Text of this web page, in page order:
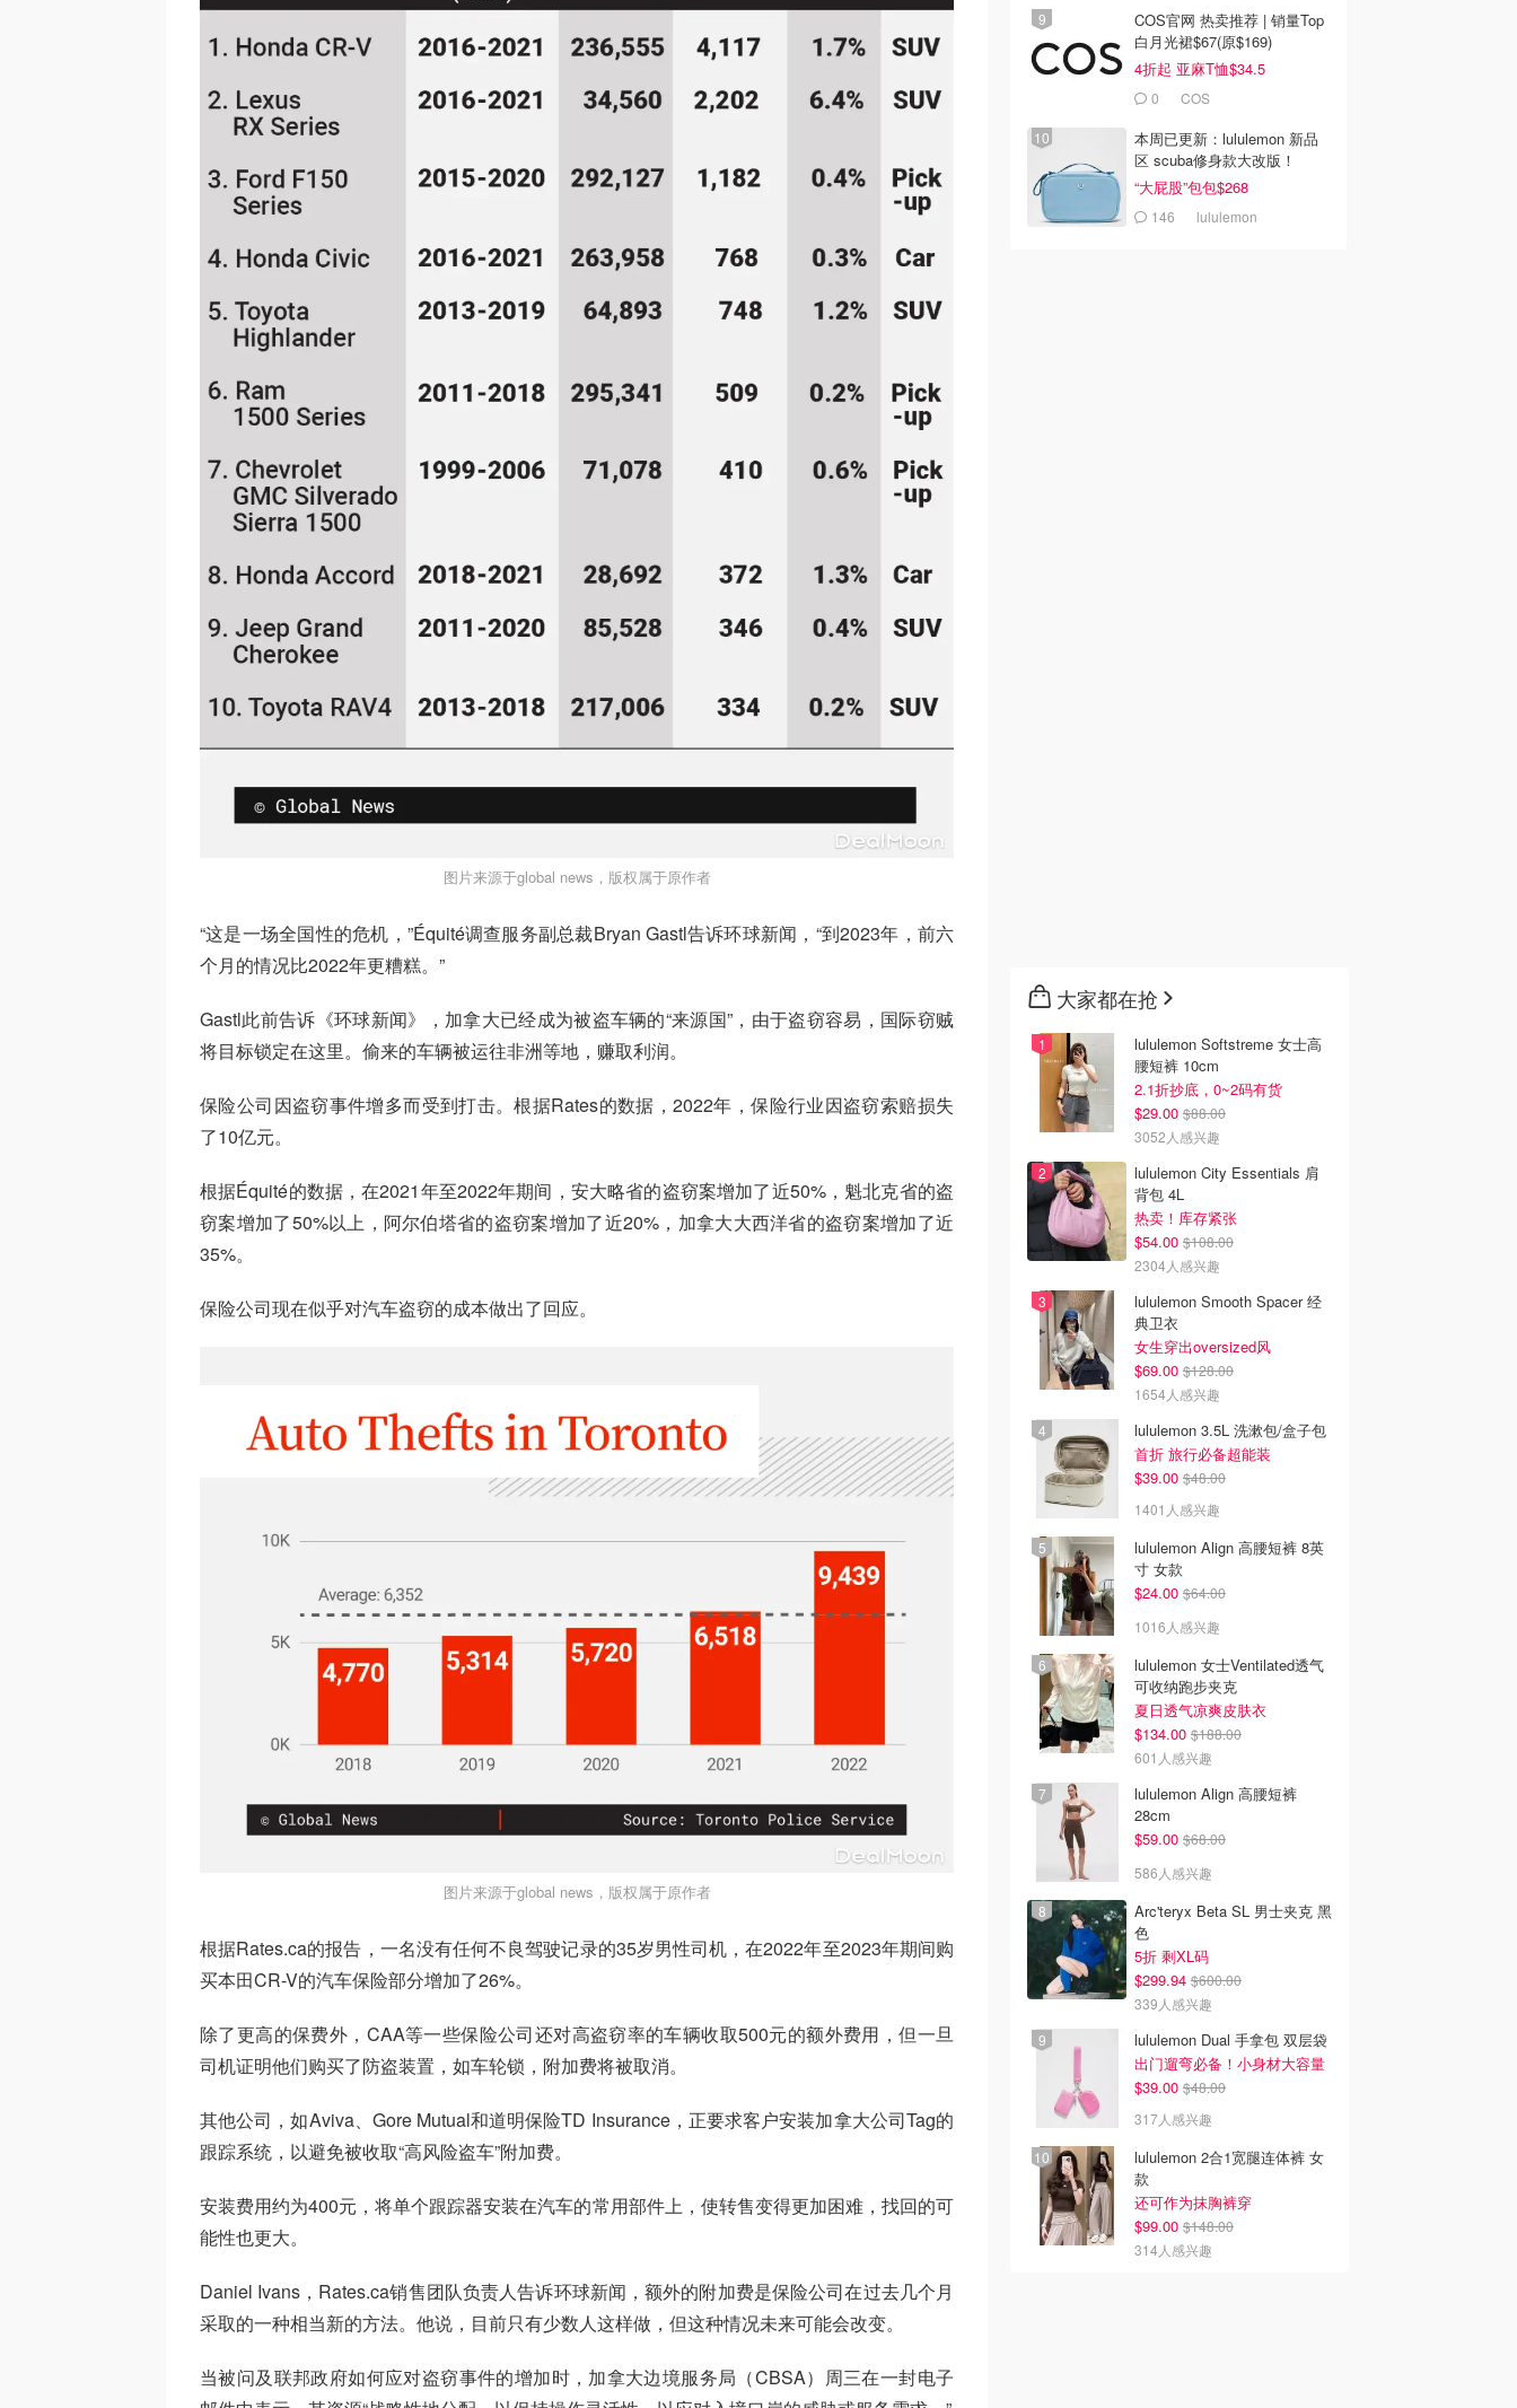
图片来源于global news，版权属于原作者
“这是一场全国性的危机，”Équité调查服务副总裁Bryan Gastl告诉环球新闻，“到2023年，前六
个月的情况比2022年更糟糕。”
Gastl此前告诉《环球新闻》，加拿大已经成为被盗车辆的“来源国”，由于盗窃容易，国际窃贼
将目标锁定在这里。偷来的车辆被运往非洲等地，赚取利润。
保险公司因盗窃事件增多而受到打击。根据Rates的数据，2022年，保险行业因盗窃索赔损失
了10亿元。
根据Équité的数据，在2021年至2022年期间，安大略省的盗窃案增加了近50%，魁北克省的盗
窃案增加了50%以上，阿尔伯塔省的盗窃案增加了近20%，加拿大大西洋省的盗窃案增加了近
35%。
保险公司现在似乎对汽车盗窃的成本做出了回应。
图片来源于global news，版权属于原作者
根据Rates.ca的报告，一名没有任何不良驾驶记录的35岁男性司机，在2022年至2023年期间购
买本田CR-V的汽车保险部分增加了26%。
除了更高的保费外，CAA等一些保险公司还对高盗窃率的车辆收取500元的额外费用，但一旦
司机证明他们购买了防盗装置，如车轮锁，附加费将被取消。
其他公司，如Aviva、Gore Mutual和道明保险TD Insurance，正要求客户安装加拿大公司Tag的
跟踪系统，以避免被收取“高风险盗车”附加费。
安装费用约为400元，将单个跟踪器安装在汽车的常用部件上，使转售变得更加困难，找回的可
能性也更大。
Daniel Ivans，Rates.ca销售团队负责人告诉环球新闻，额外的附加费是保险公司在过去几个月
采取的一种相当新的方法。他说，目前只有少数人这样做，但这种情况未来可能会改变。
当被问及联邦政府如何应对盗窃事件的增加时，加拿大边境服务局（CBSA）周三在一封电子
COS官网 热卖推荐 | 销量Top
白月光裙$67(原$169)
4折起 亚麻T恤$34.5
0 COS
本周已更新：lululemon 新品
区 scuba修身款大改版！
“大屁股”包包$268
146 lululemon
大家都在抢
lululemon Softstreme 女士高
腰短裤 10cm
2.1折抄底，0~2码有货
$29.00 $88.00
3052人感兴趣
lululemon City Essentials 肩
背包 4L
热卖！库存紧张
$54.00 $108.00
2304人感兴趣
lululemon Smooth Spacer 经
典卫衣
女生穿出oversized风
$69.00 $128.00
1654人感兴趣
lululemon 3.5L 洗漱包/盒子包
首折 旅行必备超能装
$39.00 $48.00
1401人感兴趣
lululemon Align 高腰短裤 8英
寸 女款
$24.00 $64.00
1016人感兴趣
lululemon 女士Ventilated透气
可收纳跑步夹克
夏日透气凉爽皮肤衣
$134.00 $188.00
601人感兴趣
lululemon Align 高腰短裤
28cm
$59.00 $68.00
586人感兴趣
Arc'teryx Beta SL 男士夹克 黑
色
5折 剩XL码
$299.94 $600.00
339人感兴趣
lululemon Dual 手拿包 双层袋
出门遛弯必备！小身材大容量
$39.00 $48.00
317人感兴趣
lululemon 2合1宽腿连体裤 女
款
还可作为抹胸裤穿
$99.00 $148.00
314人感兴趣